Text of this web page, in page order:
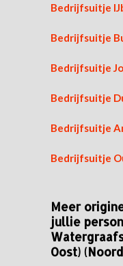
Bedrijfsuitje
Bedrijfsuitje
Bedrijfsuitje
Bedrijfsuitje
Bedrijfsuitje
Bedrijfsuitje
Meer
jullie
Oost)